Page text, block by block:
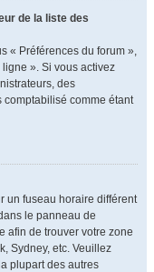
de la liste des
« Préférences du forum »,
». Si vous activez
des
comptabilisé comme étant
un fuseau horaire différent
le panneau de
afin de trouver votre zone
Sydney, etc. Veuillez
plupart des autres